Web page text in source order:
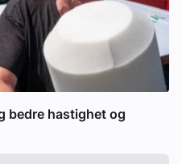
bedre hastighet og